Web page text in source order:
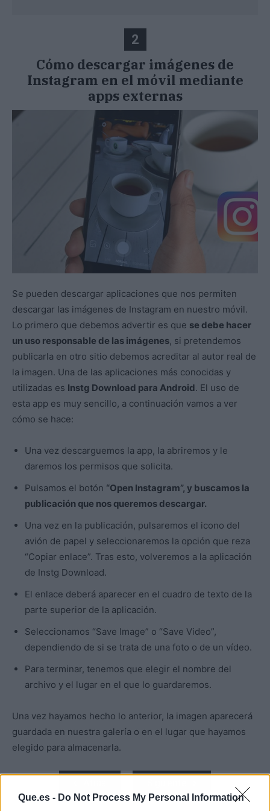
Que.es - Do Not Process My Personal Information
2
Cómo descargar imágenes de
Instagram en el móvil mediante
apps externas
Se pueden descargar aplicaciones que nos permiten
descargar las imágenes de Instagram en nuestro móvil.
Lo primero que debemos advertir es que se debe hacer
un uso responsable de las imágenes, si pretendemos
publicarla en otro sitio debemos acreditar al autor real de
la imagen. Una de las aplicaciones más conocidas y
utilizadas es Instg Download para Android. El uso de
esta app es muy sencillo, a continuación vamos a ver
cómo se hace:
Una vez descarguemos la app, la abriremos y le
daremos los permisos que solicita.
Pulsamos el botón “Open Instagram”, y buscamos la
publicación que nos queremos descargar.
Una vez en la publicación, pulsaremos el icono del
avión de papel y seleccionaremos la opción que reza
“Copiar enlace”. Tras esto, volveremos a la aplicación
de Instg Download.
El enlace deberá aparecer en el cuadro de texto de la
parte superior de la aplicación.
Seleccionamos “Save Image” o “Save Video”,
dependiendo de si se trata de una foto o de un vídeo.
Para terminar, tenemos que elegir el nombre del
archivo y el lugar en el que lo guardaremos.
Una vez hayamos hecho lo anterior, la imagen aparecerá
guardada en nuestra galería o en el lugar que hayamos
elegido para almacenarla.